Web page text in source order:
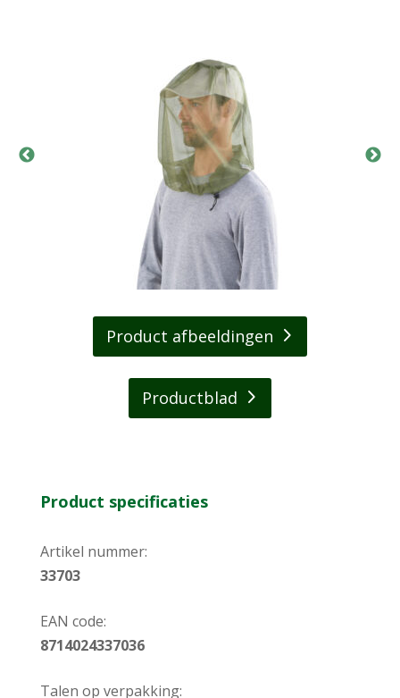
De hoofdnetten zijn gemaakt van duurzaam
polyestervezel. De niet-geïmpregneerde
hoofdnetten zijn machine wasbaar op 40 °C.
Gebruik bij voorkeur een chloorvrij wasmiddel.
Bewaar het hoofdnet altijd in het bijbehorende
hoesje op een donkere plaats.
Product afbeeldingen
Productblad
Product specificaties
Artikel nummer:
33703
EAN code:
8714024337036
Talen op verpakking: